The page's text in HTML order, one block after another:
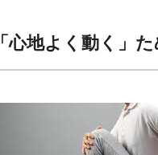
「心地よく動く」